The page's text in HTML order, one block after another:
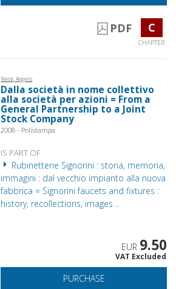
PDF C
CHAPTER
Nesti, Angelo
Dalla società in nome collettivo
alla società per azioni = From a
General Partnership to a Joint
Stock Company
2008 - Polistampa
IS PART OF
Rubinetterie Signorini : storia, memoria,
immagini : dal vecchio impianto alla nuova
fabbrica = Signorini faucets and fixtures :
history, recollections, images ..
EUR 9.50
VAT Excluded
PURCHASE